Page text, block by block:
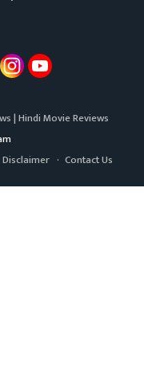
|Hindi Movie Reviews
Disclaimer Contact Us